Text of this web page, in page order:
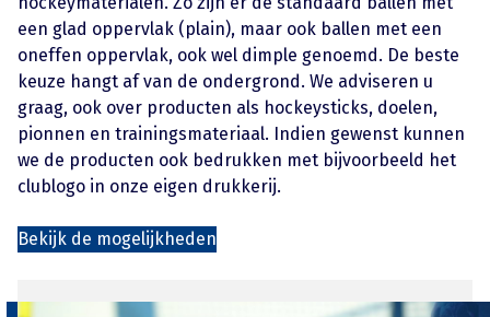
een glad oppervlak (plain), maar ook ballen met een
oneffen oppervlak, ook wel dimple genoemd. De beste
keuze hangt af van de ondergrond. We adviseren u
graag, ook over producten als hockeysticks, doelen,
pionnen en trainingsmateriaal. Indien gewenst kunnen
we de producten ook bedrukken met bijvoorbeeld het
clublogo in onze eigen drukkerij.
Bekijk de mogelijkheden